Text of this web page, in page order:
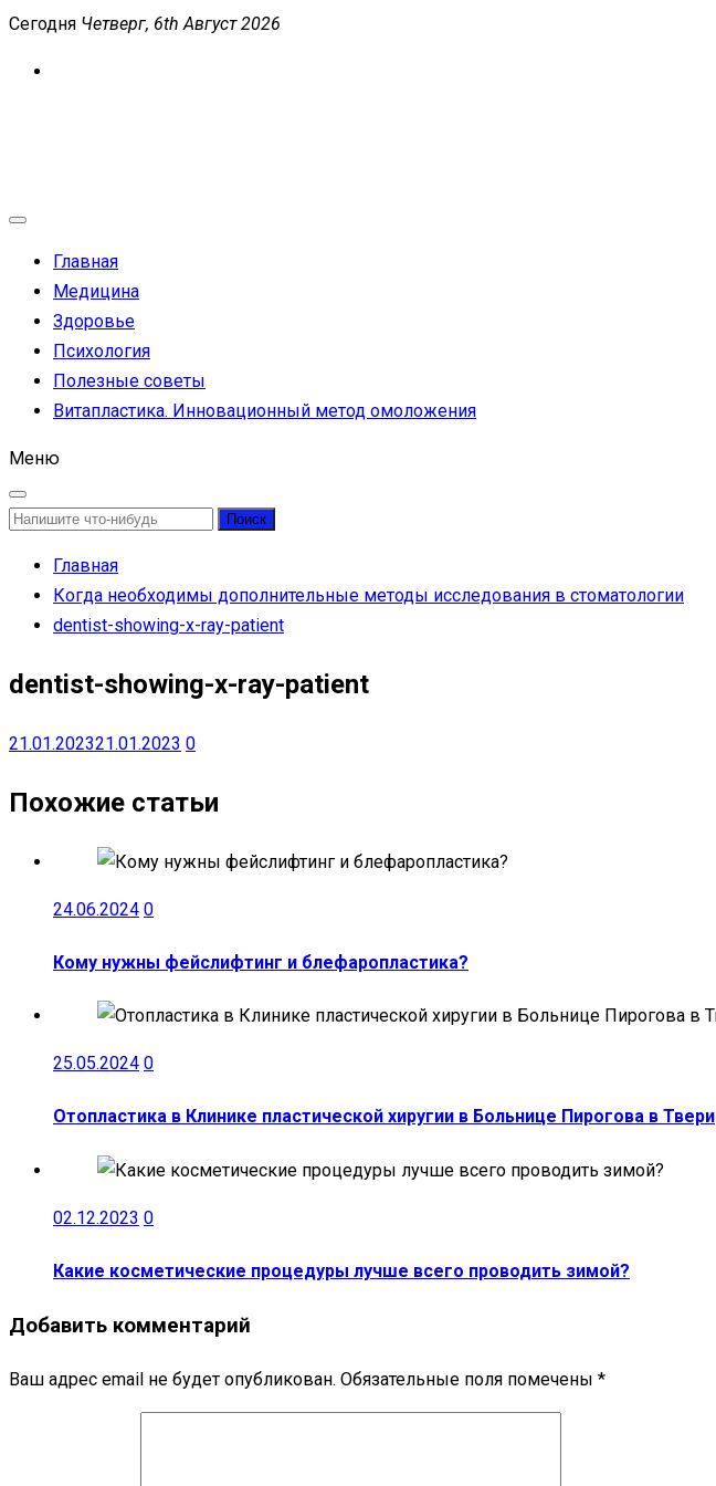
Перейти
Сегодня Четверг, 6th Август 2026
Главная
Медицина
Здоровье
Психология
Полезные советы
Витапластика. Инновационный метод омоложения
Меню
Найти:
Главная
Когда необходимы дополнительные методы исследования в стоматологии
dentist-showing-x-ray-patient
dentist-showing-x-ray-patient
21.01.202321.01.2023 0
Похожие статьи
24.06.2024 0
Кому нужны фейслифтинг и блефаропластика?
25.05.2024 0
Отопластика в Клинике пластической хиругии в Больнице Пирогова в Твери
02.12.2023 0
Какие косметические процедуры лучше всего проводить зимой?
Добавить комментарий
Ваш адрес email не будет опубликован. Обязательные поля помечены *